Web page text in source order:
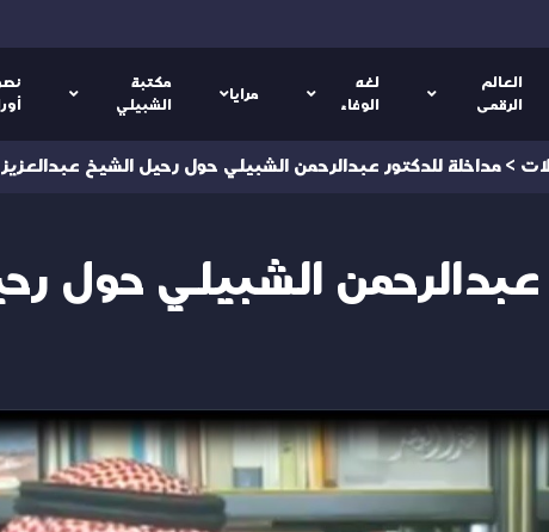
العالم
الرقمى
لغه
الوفاء
مرايا
مكتبة
الشبيلي
> مداخلة للدكتور عبدالرحمن الشبيلي حول رحيل الشيخ
عبدالرحمن الشبيلي حول